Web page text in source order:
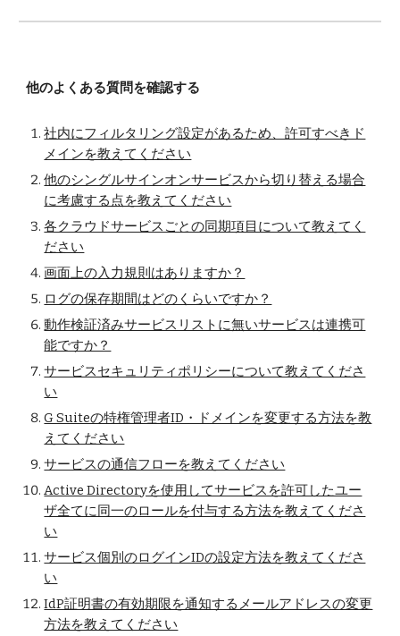
他のよくある質問を確認する
社内にフィルタリング設定があるため、許可すべきド
メインを教えてください
他のシングルサインオンサービスから切り替える場合
に考慮する点を教えてください
各クラウドサービスごとの同期項目について教えてく
ださい
画面上の入力規則はありますか？
ログの保存期間はどのくらいですか？
動作検証済みサービスリストに無いサービスは連携可
能ですか？
サービスセキュリティポリシーについて教えてくださ
い
G Suiteの特権管理者ID・ドメインを変更する方法を教
えてください
サービスの通信フローを教えてください
Active Directoryを使用してサービスを許可したユー
ザ全てに同一のロールを付与する方法を教えてくださ
い
サービス個別のログインIDの設定方法を教えてくださ
い
IdP証明書の有効期限を通知するメールアドレスの変更
方法を教えてください